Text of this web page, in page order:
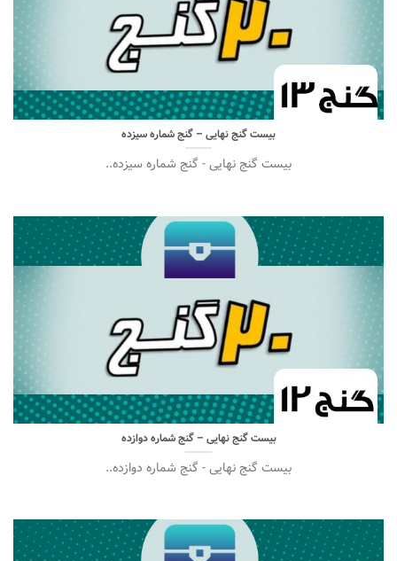
بیست گنج نهایی – گنج شماره سیزده
بیست گنج نهایی - گنج شماره سیزده..
بیست گنج نهایی – گنج شماره دوازده
بیست گنج نهایی - گنج شماره دوازده..